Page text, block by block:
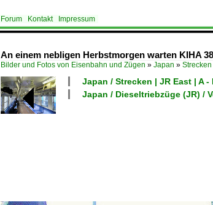
Forum Kontakt Impressum
An einem nebligen Herbstmorgen warten KIHA
Bilder und Fotos von Eisenbahn und Zügen » Japan » Strecken
Japan / Strecken | JR East | A
Japan / Dieseltriebzüge (JR) /